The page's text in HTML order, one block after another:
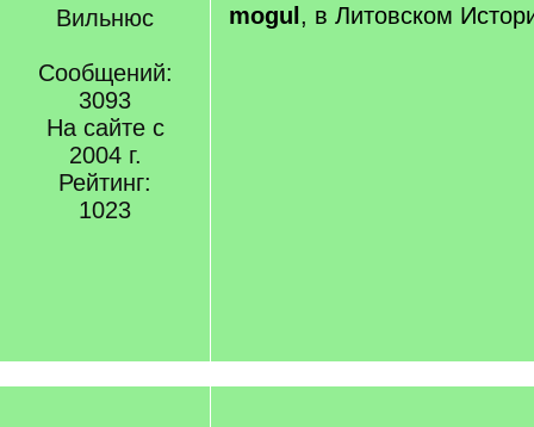
Вильнюс
Сообщений:
3093
На сайте с
2004 г.
Рейтинг:
1023
mogul , в Литовском